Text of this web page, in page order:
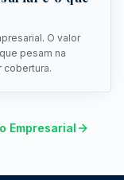
O valor
pesam na
cobertura.
Empresarial